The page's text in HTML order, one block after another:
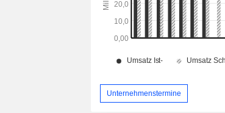
Unternehmenstermine